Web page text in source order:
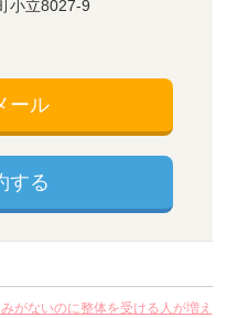
小立8027-9
ール
する
がないのに整体を受ける人が増え